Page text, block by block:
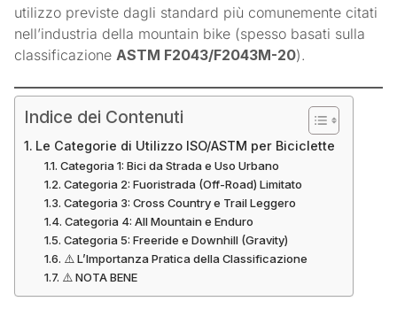
utilizzo previste dagli standard più comunemente citati
nell’industria della mountain bike (spesso basati sulla
classificazione ASTM F2043/F2043M-20).
Indice dei Contenuti
Le Categorie di Utilizzo ISO/ASTM per Biciclette
Categoria 1: Bici da Strada e Uso Urbano
Categoria 2: Fuoristrada (Off-Road) Limitato
Categoria 3: Cross Country e Trail Leggero
Categoria 4: All Mountain e Enduro
Categoria 5: Freeride e Downhill (Gravity)
⚠️ L’Importanza Pratica della Classificazione
⚠️ NOTA BENE